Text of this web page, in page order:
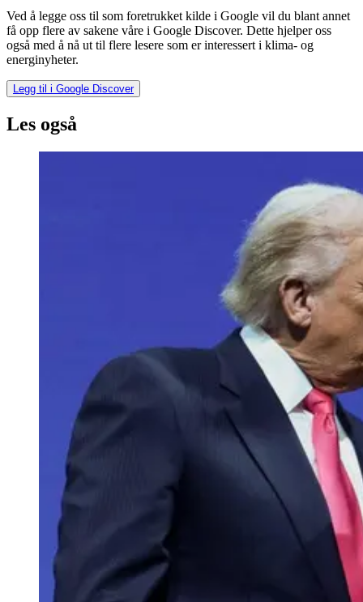
Ved å legge oss til som foretrukket kilde i Google vil du blant annet
få opp flere av sakene våre i Google Discover. Dette hjelper oss
også med å nå ut til flere lesere som er interessert i klima- og
energinyheter.
Legg til i Google Discover
Les også